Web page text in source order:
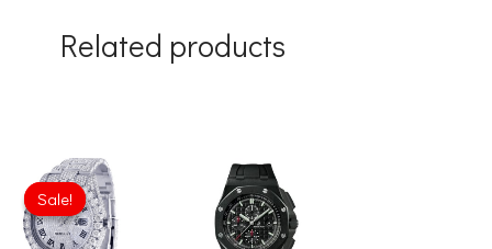
Related products
Sale!
Sale!
Original
price
was:
£1,032.00.